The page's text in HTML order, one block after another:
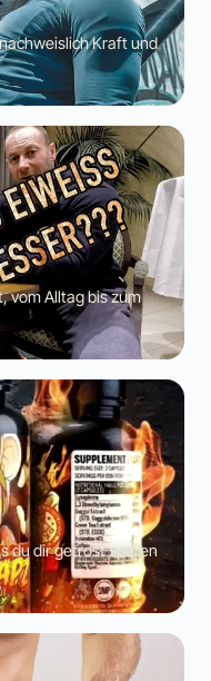
Kraft und
vom Alltag bis zum
du dir getrost sparen